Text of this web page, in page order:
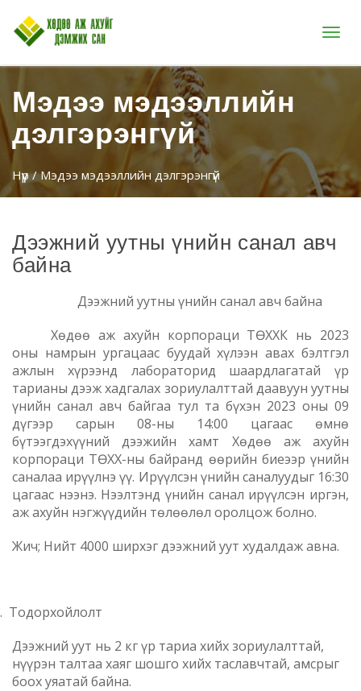
Цэс
Мэдээ мэдээллийн
дэлгэрэнгүй
Нүүр/ Мэдээ мэдээллийн дэлгэрэнгүй
Дээжний уутны үнийн санал авч
байна
Дээжний уутны үнийн санал авч байна
Хөдөө аж ахуйн корпораци ТӨХХК нь 2023
оны намрын ургацаас буудай хүлээн авах бэлтгэл
ажлын хүрээнд лабораторид шаардлагатай үр
тарианы дээж хадгалах зориулалттай даавуун уутны
үнийн санал авч байгаа тул та бүхэн 2023 оны 09
дүгээр сарын 08-ны 14:00 цагаас өмнө
бүтээгдэхүүний дээжийн хамт Хөдөө аж ахуйн
корпораци ТӨХХ-ны байранд өөрийн биеээр үнийн
саналаа ирүүлнэ үү. Ирүүлсэн үнийн саналуудыг 16:30
цагаас нээнэ. Нээлтэнд үнийн санал ирүүлсэн иргэн,
аж ахуйн нэгжүүдийн төлөөлөл оролцож болно.
Жич; Нийт 4000 ширхэг дээжний уут худалдаж авна.
Тодорхойлолт
Дээжний уут нь 2 кг үр тариа хийх зориулалттай,
нүүрэн талтаа хаяг шошго хийх таславчтай, амсрыг
боох уяатай байна.